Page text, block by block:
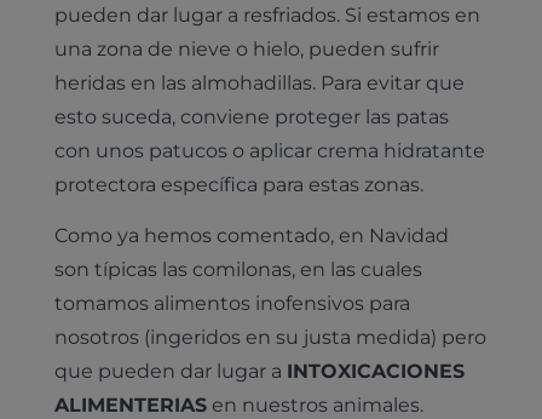
pueden dar lugar a resfriados. Si estamos en
una zona de nieve o hielo, pueden sufrir
heridas en las almohadillas. Para evitar que
esto suceda, conviene proteger las patas
con unos patucos o aplicar crema hidratante
protectora específica para estas zonas.
Como ya hemos comentado, en Navidad
son típicas las comilonas, en las cuales
tomamos alimentos inofensivos para
nosotros (ingeridos en su justa medida) pero
que pueden dar lugar a INTOXICACIONES
ALIMENTERIASen nuestros animales.